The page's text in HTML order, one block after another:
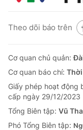
Theo dõi báo trên
Cơ quan chủ quản:
Cơ quan báo chí:
Giấy phép hoạt động
cấp ngày 29/12/2023
Tổng Biên tập: Vũ
Phó Tổng Biên tập: